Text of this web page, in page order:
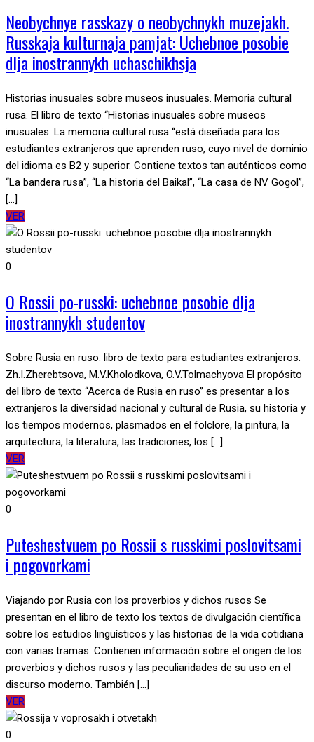
Neobychnye rasskazy o neobychnykh muzejakh.
Russkaja kulturnaja pamjat: Uchebnoe posobie
dlja inostrannykh uchaschikhsja
Historias inusuales sobre museos inusuales. Memoria cultural
rusa. El libro de texto “Historias inusuales sobre museos
inusuales. La memoria cultural rusa “está diseñada para los
estudiantes extranjeros que aprenden ruso, cuyo nivel de dominio
del idioma es B2 y superior. Contiene textos tan auténticos como
“La bandera rusa”, “La historia del Baikal”, “La casa de NV Gogol”,
[...]
VER
0
O Rossii po-russki: uchebnoe posobie dlja
inostrannykh studentov
Sobre Rusia en ruso: libro de texto para estudiantes extranjeros.
Zh.I.Zherebtsova, M.V.Kholodkova, O.V.Tolmachyova El propósito
del libro de texto “Acerca de Rusia en ruso” es presentar a los
extranjeros la diversidad nacional y cultural de Rusia, su historia y
los tiempos modernos, plasmados en el folclore, la pintura, la
arquitectura, la literatura, las tradiciones, los [...]
VER
0
Puteshestvuem po Rossii s russkimi poslovitsami
i pogovorkami
Viajando por Rusia con los proverbios y dichos rusos Se
presentan en el libro de texto los textos de divulgación científica
sobre los estudios lingüísticos y las historias de la vida cotidiana
con varias tramas. Contienen información sobre el origen de los
proverbios y dichos rusos y las peculiaridades de su uso en el
discurso moderno. También [...]
VER
0